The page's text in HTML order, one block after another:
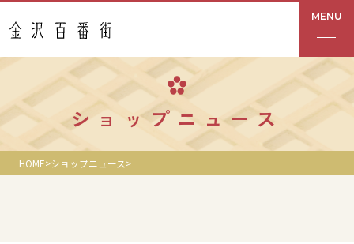
MENU
フロアガイド
あんと
Rinto
ショップニュース
HOME ショップニュース